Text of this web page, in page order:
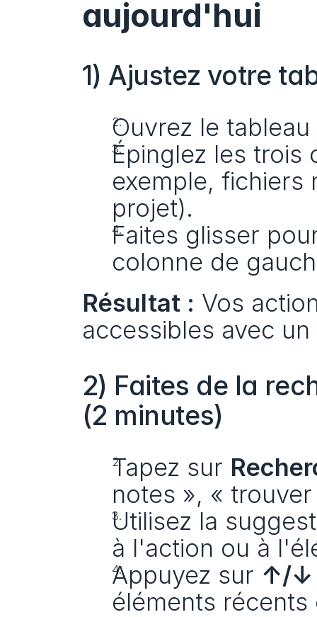
aujourd'hui
1) Ajustez votre
Ouvrez le
Épinglez les trois
exemple, fichiers
projet).
Faites glisser
colonne de
Résultat : Vos
accessibles avec
2) Faites de la
(2 minutes)
Tapez sur
notes », «
Utilisez la
à l'action ou à
Appuyez sur ↑/↓
éléments